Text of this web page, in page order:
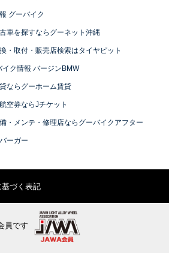
グーバイク
車を探すならグーネット沖縄
・取付・販売店検索はタイヤピット
イク情報 バージンBMW
ならグーホーム賃貸
空券ならJチケット
・メンテ・修理店ならグーバイクアフター
ーガー
づく表記
員です